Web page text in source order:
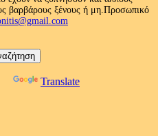
βαρβάρους ξένους ή μη.Προσωπικό
Translate